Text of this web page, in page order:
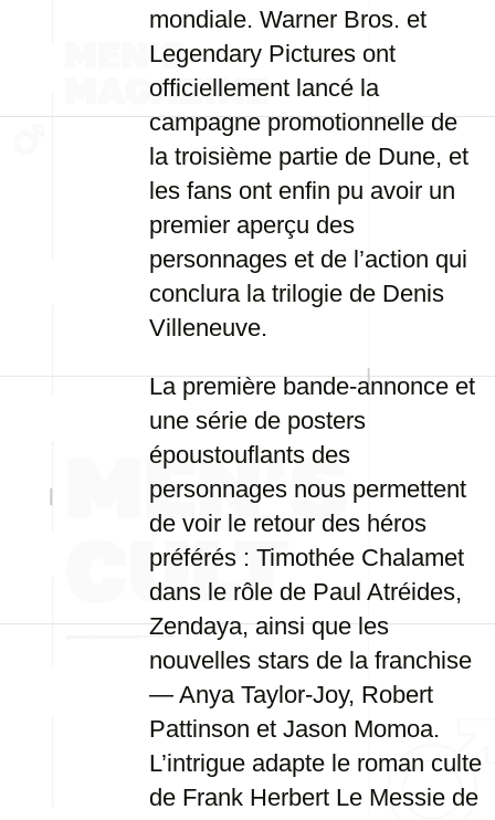
mondiale. Warner Bros. et
Legendary Pictures ont
officiellement lancé la
campagne promotionnelle de
la troisième partie de Dune, et
les fans ont enfin pu avoir un
premier aperçu des
personnages et de l’action qui
conclura la trilogie de Denis
Villeneuve.
La première bande-annonce et
une série de posters
époustouflants des
personnages nous permettent
de voir le retour des héros
préférés : Timothée Chalamet
dans le rôle de Paul Atréides,
Zendaya, ainsi que les
nouvelles stars de la franchise
— Anya Taylor-Joy, Robert
Pattinson et Jason Momoa.
L’intrigue adapte le roman culte
de Frank Herbert Le Messie de